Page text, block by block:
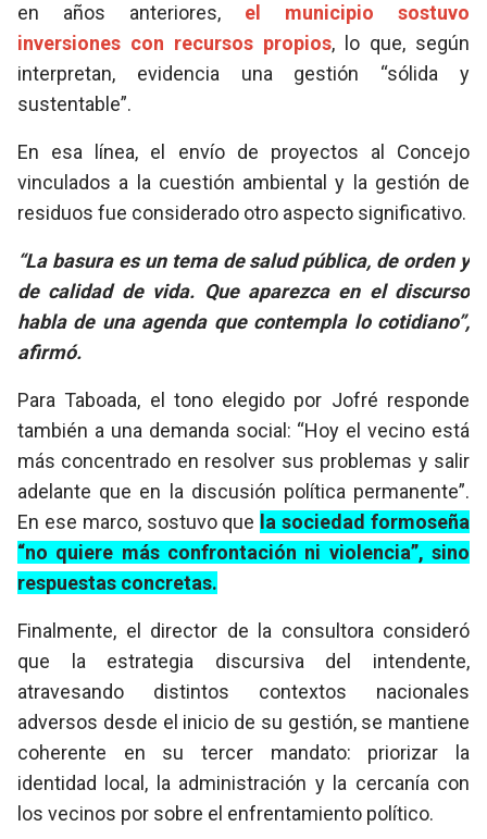
en años anteriores, el municipio sostuvo
inversiones con recursos propios, lo que, según
interpretan, evidencia una gestión “sólida y
sustentable”.
En esa línea, el envío de proyectos al Concejo
vinculados a la cuestión ambiental y la gestión de
residuos fue considerado otro aspecto significativo.
“La basura es un tema de salud pública, de orden y
de calidad de vida. Que aparezca en el discurso
habla de una agenda que contempla lo cotidiano”,
afirmó.
Para Taboada, el tono elegido por Jofré responde
también a una demanda social: “Hoy el vecino está
más concentrado en resolver sus problemas y salir
adelante que en la discusión política permanente”.
En ese marco, sostuvo que la sociedad formoseña
“no quiere más confrontación ni violencia”, sino
respuestas concretas.
Finalmente, el director de la consultora consideró
que la estrategia discursiva del intendente,
atravesando distintos contextos nacionales
adversos desde el inicio de su gestión, se mantiene
coherente en su tercer mandato: priorizar la
identidad local, la administración y la cercanía con
los vecinos por sobre el enfrentamiento político.